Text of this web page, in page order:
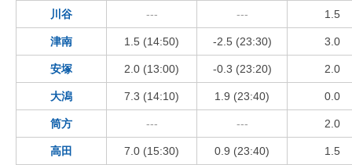
川谷 --- --- 1.5
津南 1.5 (14:50) -2.5 (23:30) 3.0
安塚 2.0 (13:00) -0.3 (23:20) 2.0
大潟 7.3 (14:10) 1.9 (23:40) 0.0
筒方 --- --- 2.0
高田 7.0 (15:30) 0.9 (23:40) 1.5